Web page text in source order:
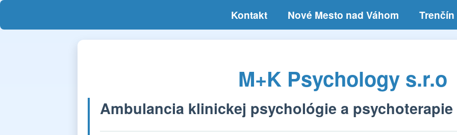
Kontakt Nové Mesto nad Váhom Trenčín
M+K Psychology s.r.o
Ambulancia klinickej psychológie a psychoterapie